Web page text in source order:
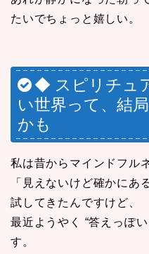
たいでちょっと嬉しい。
◆ スピリチュ
い世界って、結
かも
私は昔からマインドフル
「見えないけど確かにあ
試してきたんですけど、
最近ようやく “答えっぽ
す。